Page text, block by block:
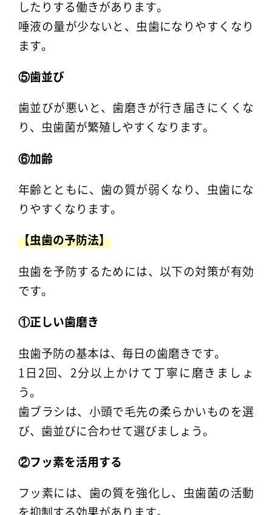
したりする働きがあります。
唾液の量が少ないと、虫歯になりやすくなり
ます。
⑤歯並び
歯並びが悪いと、歯磨きが行き届きにくくな
り、虫歯菌が繁殖しやすくなります。
⑥加齢
年齢とともに、歯の質が弱くなり、虫歯にな
りやすくなります。
【虫歯の予防法】
虫歯を予防するためには、以下の対策が有効
です。
①正しい歯磨き
虫歯予防の基本は、毎日の歯磨きです。
1日2回、2分以上かけて丁寧に磨きましょ
う。
歯ブラシは、小頭で毛先の柔らかいものを選
び、歯並びに合わせて選びましょう。
②フッ素を活用する
フッ素には、歯の質を強化し、虫歯菌の活動
を抑制する効果があります。